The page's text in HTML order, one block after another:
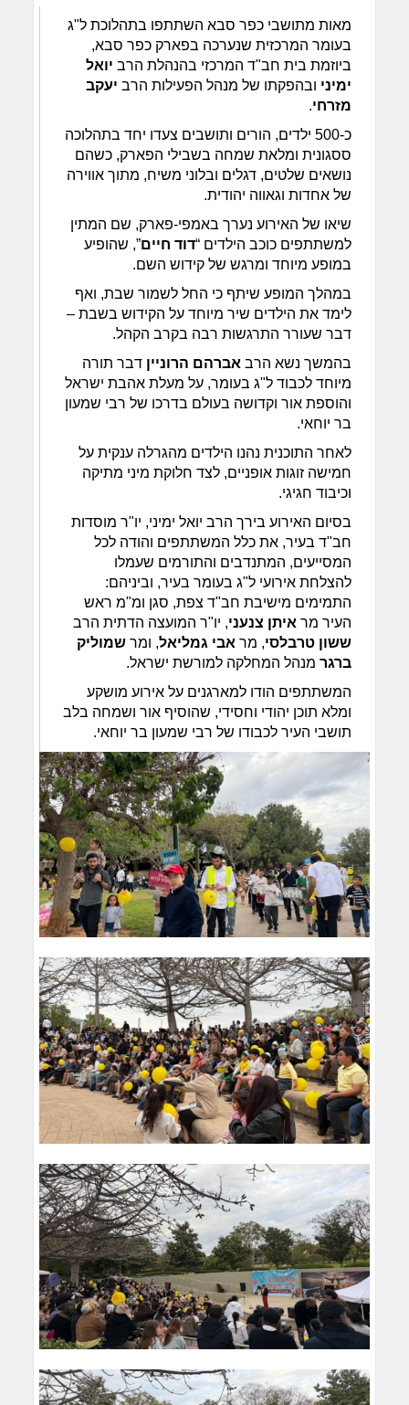
מאות מתושבי כפר סבא השתתפו בתהלוכת ל"ג
בעומר המרכזית שנערכה בפארק כפר סבא,
ביוזמת בית חב"ד המרכזי בהנהלת הרב יואל
ימיני ובהפקתו של מנהל הפעילות הרב יעקב
מזרחי.
כ-500 ילדים, הורים ותושבים צעדו יחד בתהלוכה
ססגונית ומלאת שמחה בשבילי הפארק, כשהם
נושאים שלטים, דגלים ובלוני משיח, מתוך אווירה
של אחדות וגאווה יהודית.
שיאו של האירוע נערך באמפי-פארק, שם המתין
למשתתפים כוכב הילדים “דוד חיים”, שהופיע
במופע מיוחד ומרגש של קידוש השם.
במהלך המופע שיתף כי החל לשמור שבת, ואף
לימד את הילדים שיר מיוחד על הקידוש בשבת –
דבר שעורר התרגשות רבה בקרב הקהל.
בהמשך נשא הרב אברהם הרוניין דבר תורה
מיוחד לכבוד ל"ג בעומר, על מעלת אהבת ישראל
והוספת אור וקדושה בעולם בדרכו של רבי שמעון
בר יוחאי.
לאחר התוכנית נהנו הילדים מהגרלה ענקית על
חמישה זוגות אופניים, לצד חלוקת מיני מתיקה
וכיבוד חגיגי.
בסיום האירוע בירך הרב יואל ימיני, יו"ר מוסדות
חב"ד בעיר, את כלל המשתתפים והודה לכל
המסייעים, המתנדבים והתורמים שעמלו
להצלחת אירועי ל"ג בעומר בעיר, וביניהם:
התמימים מישיבת חב"ד צפת, סגן ומ"מ ראש
העיר מר איתן צנעני, יו"ר המועצה הדתית הרב
ששון טרבלסי, מר אבי גמליאל, ומרשמוליק
ברגר מנהל המחלקה למורשת ישראל.
המשתתפים הודו למארגנים על אירוע מושקע
ומלא תוכן יהודי וחסידי, שהוסיף אור ושמחה בלב
תושבי העיר לכבודו של רבי שמעון בר יוחאי.